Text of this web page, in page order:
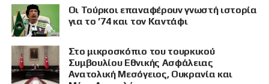
Οι Τούρκοι επαναφέρουν γνωστή ιστορία
για το ’74 και τον Καντάφι
Στο μικροσκόπιο του τουρκικού
Συμβουλίου Εθνικής Ασφάλειας
Ανατολική Μεσόγειος, Ουκρανία και